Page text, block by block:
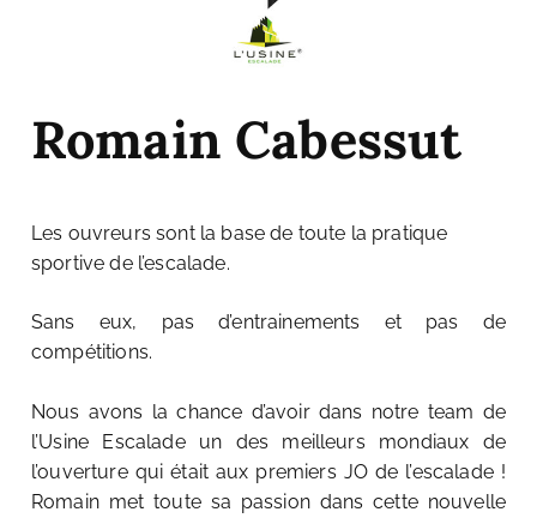
Romain Cabessut
Les ouvreurs sont la base de toute la pratique
sportive de l’escalade.
Sans eux, pas d’entrainements et pas de
compétitions.
Nous avons la chance d’avoir dans notre team de
l’Usine Escalade un des meilleurs mondiaux de
l’ouverture qui était aux premiers JO de l’escalade !
Romain met toute sa passion dans cette nouvelle